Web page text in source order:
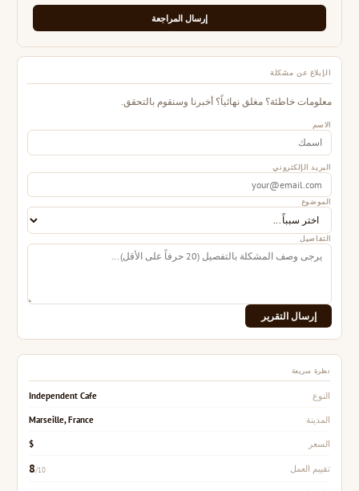
إرسال المراجعة
الإبلاغ عن مشكلة
معلومات خاطئة؟ مغلق نهائياً؟ أخبرنا وسنقوم بالتحقق.
الاسم
البريد الإلكتروني
الموضوع
التفاصيل
إرسال التقرير
نظرة سريعة
النوع Independent Cafe
المدينة Marseille, France
السعر $
تقييم العمل 8/10